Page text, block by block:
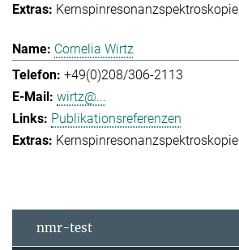
Kernspinresonanzspektroskopie
Cornelia Wirtz
+49(0)208/306-2113
wirtz@...
Publikationsreferenzen
Kernspinresonanzspektroskopie
nmr-test